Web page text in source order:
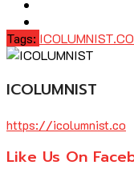
Tags: ICOLUMNIST.CO
ICOLUMNIST
https://icolumnist.co
Like Us On